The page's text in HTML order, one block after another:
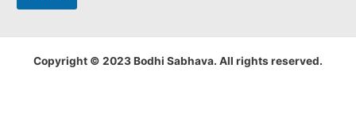
Copyright © 2023 Bodhi Sabhava. All rights reserved.